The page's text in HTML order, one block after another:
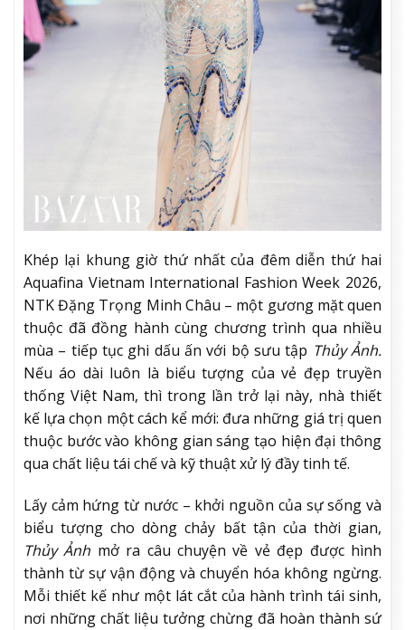
Khép lại khung giờ thứ nhất của đêm diễn thứ hai
Aquafina Vietnam International Fashion Week 2026,
NTK Đặng Trọng Minh Châu – một gương mặt quen
thuộc đã đồng hành cùng chương trình qua nhiều
mùa – tiếp tục ghi dấu ấn với bộ sưu tập Thủy Ảnh.
Nếu áo dài luôn là biểu tượng của vẻ đẹp truyền
thống Việt Nam, thì trong lần trở lại này, nhà thiết
kế lựa chọn một cách kể mới: đưa những giá trị quen
thuộc bước vào không gian sáng tạo hiện đại thông
qua chất liệu tái chế và kỹ thuật xử lý đầy tinh tế.
Lấy cảm hứng từ nước – khởi nguồn của sự sống và
biểu tượng cho dòng chảy bất tận của thời gian,
Thủy Ảnh mở ra câu chuyện về vẻ đẹp được hình
thành từ sự vận động và chuyển hóa không ngừng.
Mỗi thiết kế như một lát cắt của hành trình tái sinh,
nơi những chất liệu tưởng chừng đã hoàn thành sứ